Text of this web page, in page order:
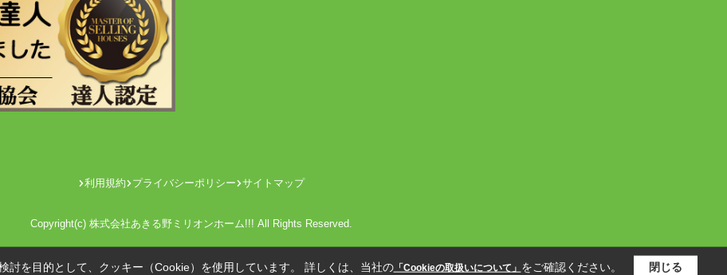
利用規約 プライバシーポリシー サイトマップ
Copyright(c) 株式会社あきる野ミリオンホーム!!! All Rights Reserved.
を目的として、クッキー（Cookie）を使用しています。 詳しくは、当社の「Cookieの取扱いについて」 をご確認ください。 閉じる